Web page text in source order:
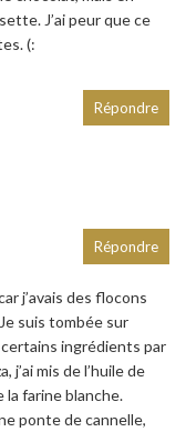
J’ai peur que ce
(:
Répondre
j’avais des flocons
suis tombée sur
ingrédients par
j’ai mis de l’huile de
la farine blanche.
ponte de cannelle,
Répondre